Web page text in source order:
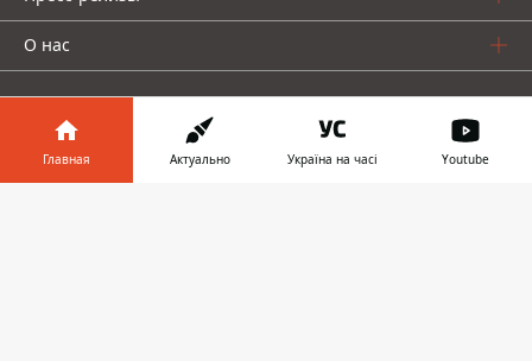
О нас
Главная Актуально Україна на часі Youtube